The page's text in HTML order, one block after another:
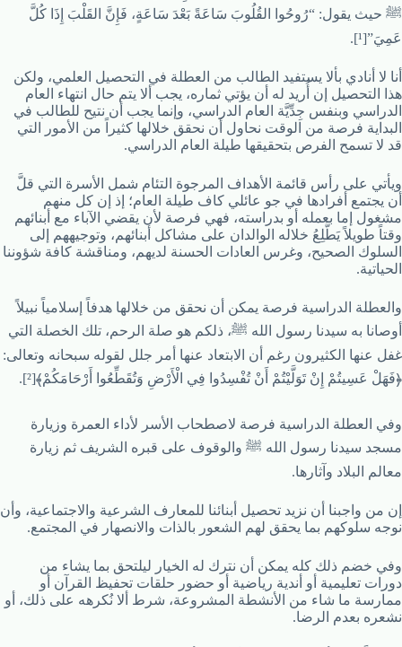
ﷺ حيث يقول: “رُوحُوا القُلُوبَ سَاعَةً بَعْدَ سَاعَةٍ، فَإِنَّ القَلْبَ إِذَا كُلَّ
عَمِيَ”[¹].
أنا لا أنادي بألا يستفيد الطالب من العطلة في التحصيل العلمي، ولكن
هذا التحصيل إن أُريد له أن يؤتي ثماره، يجب ألا يتم حال انتهاء العام
الدراسي وبنفس جِدِّيَّة العام الدراسي، وإنما يجب أن نتيح للطالب في
البداية فرصة من الوقت نحاول أن نحقق خلالها كثيراً من الأمور التي
قد لا تسمح الفرص بتحقيقها طيلة العام الدراسي.
ويأتي على رأس قائمة الأهداف المرجوة التئام شمل الأسرة التي قلَّ
أن يجتمع أفرادها في جو عائلي كاف طيلة العام؛ إذ إن كل منهم
مشغول إما بعمله أو بدراسته، فهي فرصة لأن يقضي الآباء مع أبنائهم
وقتاً طويلاً يَطَّلِعُ خلاله الوالدان على مشاكل أبنائهم، وتوجيههم إلى
السلوك الصحيح، وغرس العادات الحسنة لديهم، ومناقشة كافة شؤوننا
الحياتية.
والعطلة الدراسية فرصة يمكن أن نحقق من خلالها هدفاً إسلامياً نبيلاً
أوصانا به سيدنا رسول الله ﷺ، ذلكم هو صلة الرحم، تلك الخصلة التي
غفل عنها الكثيرون رغم أن الابتعاد عنها أمر جلل لقوله سبحانه وتعالى:
﴿فَهَلْ عَسِيتُمْ إِنْ تَوَلَّيْتُمْ أَنْ تُفْسِدُوا فِي الْأَرْضِ وَتُقَطِّعُوا أَرْحَامَكُمْ﴾[²].
وفي العطلة الدراسية فرصة لاصطحاب الأسر لأداء العمرة وزيارة
مسجد سيدنا رسول الله ﷺ والوقوف على قبره الشريف ثم زيارة
معالم البلاد وآثارها.
إن من واجبنا أن نزيد تحصيل أبنائنا للمعارف الشرعية والاجتماعية، وأن
نوجه سلوكهم بما يحقق لهم الشعور بالذات والانصهار في المجتمع.
وفي خضم ذلك كله يمكن أن نترك له الخيار ليلتحق بما يشاء من
دورات تعليمية أو أندية رياضية أو حضور حلقات تحفيظ القرآن أو
ممارسة ما شاء من الأنشطة المشروعة، شرط ألا نُكرهه على ذلك، أو
نشعره بعدم الرضا.